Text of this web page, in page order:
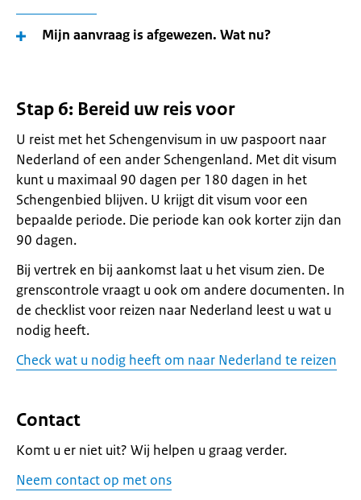
Mijn aanvraag is afgewezen. Wat nu?
Stap 6: Bereid uw reis voor
U reist met het Schengenvisum in uw paspoort naar
Nederland of een ander Schengenland. Met dit visum
kunt u maximaal 90 dagen per 180 dagen in het
Schengenbied blijven. U krijgt dit visum voor een
bepaalde periode. Die periode kan ook korter zijn dan
90 dagen.
Bij vertrek en bij aankomst laat u het visum zien. De
grenscontrole vraagt u ook om andere documenten. In
de checklist voor reizen naar Nederland leest u wat u
nodig heeft.
Check wat u nodig heeft om naar Nederland te reizen
Contact
Komt u er niet uit? Wij helpen u graag verder.
Neem contact op met ons